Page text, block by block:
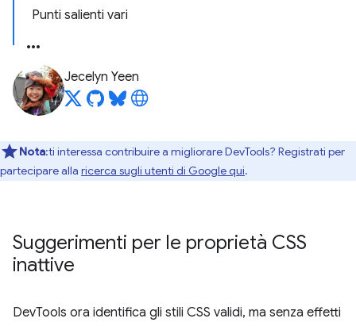
Punti salienti vari
Jecelyn Yeen
Nota:ti interessa contribuire a migliorare DevTools? Registrati per
partecipare alla ricerca sugli utenti di Google qui.
Suggerimenti per le proprietà CSS
inattive
DevTools ora identifica gli stili CSS validi, ma senza effetti